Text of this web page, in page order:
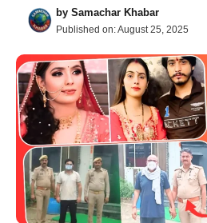
by Samachar Khabar
Published on:August 25, 2025